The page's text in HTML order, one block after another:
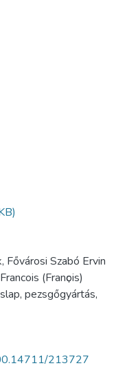
Fővárosi Szabó Ervin
(Franҫois)
pezsgőgyártás,
213727